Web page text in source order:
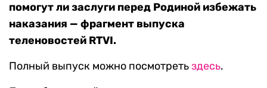
помогут ли заслуги перед Родиной избежать
наказания — фрагмент выпуска
теленовостей RTVI.
Полный выпуск можно посмотретьздесь.